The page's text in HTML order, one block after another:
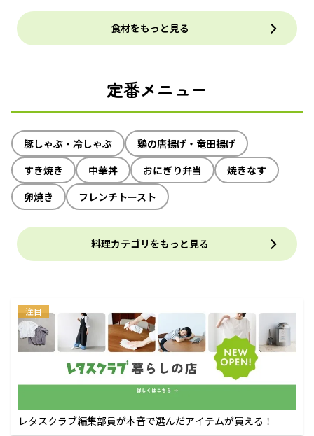
食材をもっと見る
定番メニュー
豚しゃぶ・冷しゃぶ
鶏の唐揚げ・竜田揚げ
すき焼き
中華丼 おにぎり弁当
焼きなす
卵焼き
フレンチトースト
料理カテゴリをもっと見る
注目
レタスクラブ編集部員が本音で選んだアイテムが買える！